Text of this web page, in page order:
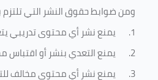
ومن ضوابط حقوق النشر التي
1.
يمنع نشر أي محتوى تدريبي
2.
يمنع التعدي بنشر أو
3.
يمنع نشر أي محتوى مخالف